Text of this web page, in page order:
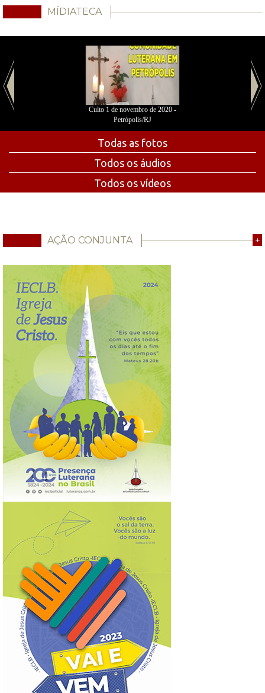
MÍDIATECA
Culto 1 de novembro de 2020 -
Petrópolis/RJ
Todas as fotos
Todos os áudios
Todos os vídeos
AÇÃO CONJUNTA +